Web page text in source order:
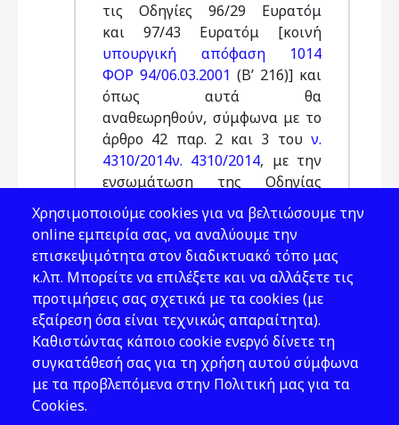
τις Οδηγίες 96/29 Ευρατόμ
και 97/43 Ευρατόμ [κοινή
υπουργική απόφαση 1014
ΦΟΡ 94/06.03.2001 (Β’ 216)] και
όπως αυτά θα
αναθεωρηθούν, σύμφωνα με το
άρθρο 42 παρ. 2 και 3 του ν.
4310/2014ν. 4310/2014, με την
ενσωμάτωση της Οδηγίας
2013/59/ Ευρατόμ
του Συμβουλίου της 5ης
Δεκεμβρίου 2013, για τον
καθορισμό βασικών προτύπων
ασφαλείας για την
προστασία από τους κινδύνους
που προκύπτουν από
ιοντίζουσες ακτινοβολίες, και
όπως αυτά εκάστοτε ισχύουν,
31. «κάτοχος άδειας»: το νομικό
Χρησιμοποιούμε cookies για να βελτιώσουμε την
online εμπειρία σας, να αναλύουμε την
επισκεψιμότητα στον διαδικτυακό τόπο μας
κ.λπ. Μπορείτε να επιλέξετε και να αλλάξετε τις
προτιμήσεις σας σχετικά με τα cookies (με
εξαίρεση όσα είναι τεχνικώς απαραίτητα).
Καθιστώντας κάποιο cookie ενεργό δίνετε τη
συγκατάθεσή σας για τη χρήση αυτού σύμφωνα
με τα προβλεπόμενα στην Πολιτική μας για τα
Cookies.